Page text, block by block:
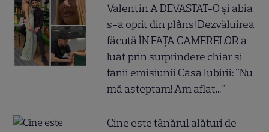
Valentin A DEVASTAT-O și abia
s-a oprit din plâns! Dezvăluirea
făcută ÎN FAȚA CAMERELOR a
luat prin surprindere chiar și
fanii emisiunii Casa Iubirii: "Nu
mă așteptam! Am aflat..."
Cine este tânărul alături de